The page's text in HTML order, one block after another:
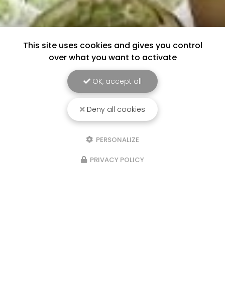
This site uses cookies and gives you control
over what you want to activate
OK, accept all
Deny all cookies
PERSONALIZE
PRIVACY POLICY